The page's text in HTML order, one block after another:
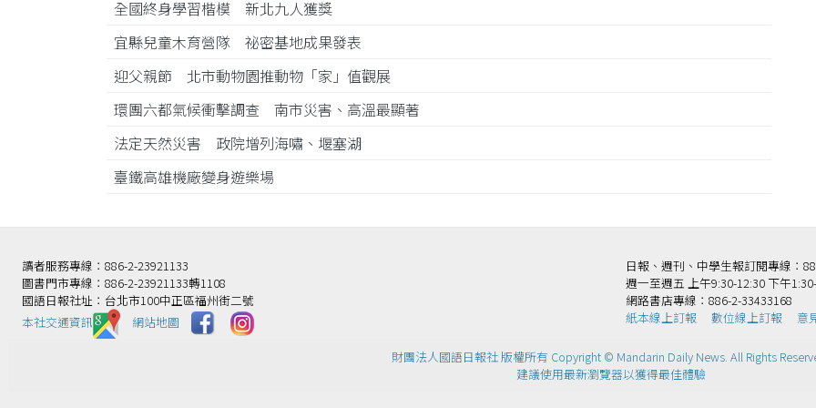
全國終身學習楷模 新北九人獲獎
宜縣兒童木育營隊 祕密基地成果發表
迎父親節 北市動物園推動物「家」值觀展
環團六都氣候衝擊調查 南市災害、高溫最顯著
法定天然災害 政院增列海嘯、堰塞湖
臺鐵高雄機廠變身遊樂場
讀者服務專線：886-2-23921133
圖書門市專線：886-2-23921133轉1108
國語日報社址：台北市100中正區福州街二號
本社交通資訊️
網站地圖
日報、週刊、中學生報訂閱專線：
週一至週五 上午9:30-12:30 下午
網路書店專線：886-2-33433168
紙本線上訂報
數位線上訂報 意
財團法人國語日報社 版權所有 Copyright © Mandarin Daily News. All Rights
建議使用最新瀏覽器以獲得最佳體驗